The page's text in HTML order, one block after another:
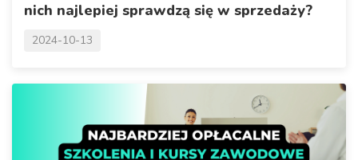
nich najlepiej sprawdzą się w sprzedaży?
2024-10-13